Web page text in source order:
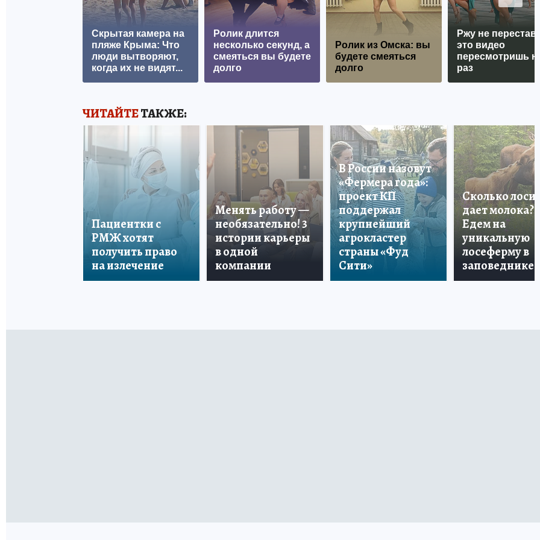
Скрытая камера на
пляже Крыма: Что
люди вытворяют,
когда их не видят...
Ролик длится
несколько секунд, а
смеяться вы будете
долго
Ролик из Омска: вы
будете смеяться
долго
Ржу не
это видео
пересмотришь не
раз
ЧИТАЙТЕТАКЖЕ:
Пациентки с
РМЖ хотят
получить право
на излечение
Менять работу —
необязательно! 3
истории карьеры
в одной
компании
В России назовут
«Фермера года»:
проект КП
поддержал
крупнейший
агрокластер
страны «Фуд
Сити»
Сколько лосиха
дает молока?
Едем на
уникальную
лосеферму в
заповеднике!